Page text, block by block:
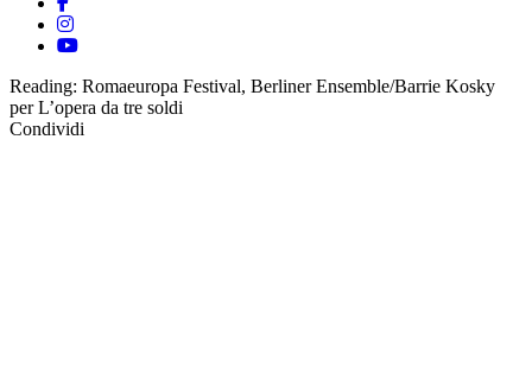
Reading: Romaeuropa Festival, Berliner Ensemble/Barrie Kosky
per L’opera da tre soldi
Condividi